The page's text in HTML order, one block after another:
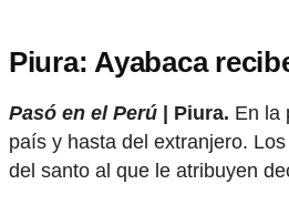
Piura: Ayabaca
Pasó en el Perú | Piura. En la
país y hasta del extranjero.
del santo al que le atribuyen